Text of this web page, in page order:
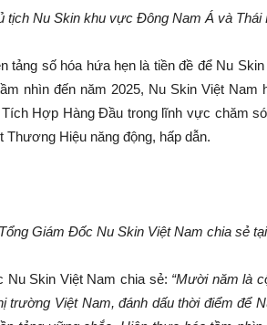
tịch Nu Skin khu vực Đông Nam Á và Thái
tảng số hóa hứa hẹn là tiền đề để Nu
nhìn đến năm 2025, Nu Skin Việt Nam
Hợp Hàng Đầu trong lĩnh vực chăm
Thương Hiệu năng động, hấp dẫn.
Giám Đốc Nu Skin Việt Nam chia sẻ
Nu Skin Việt Nam chia sẻ: “Mười năm là
trường Việt Nam, đánh dấu thời điểm để